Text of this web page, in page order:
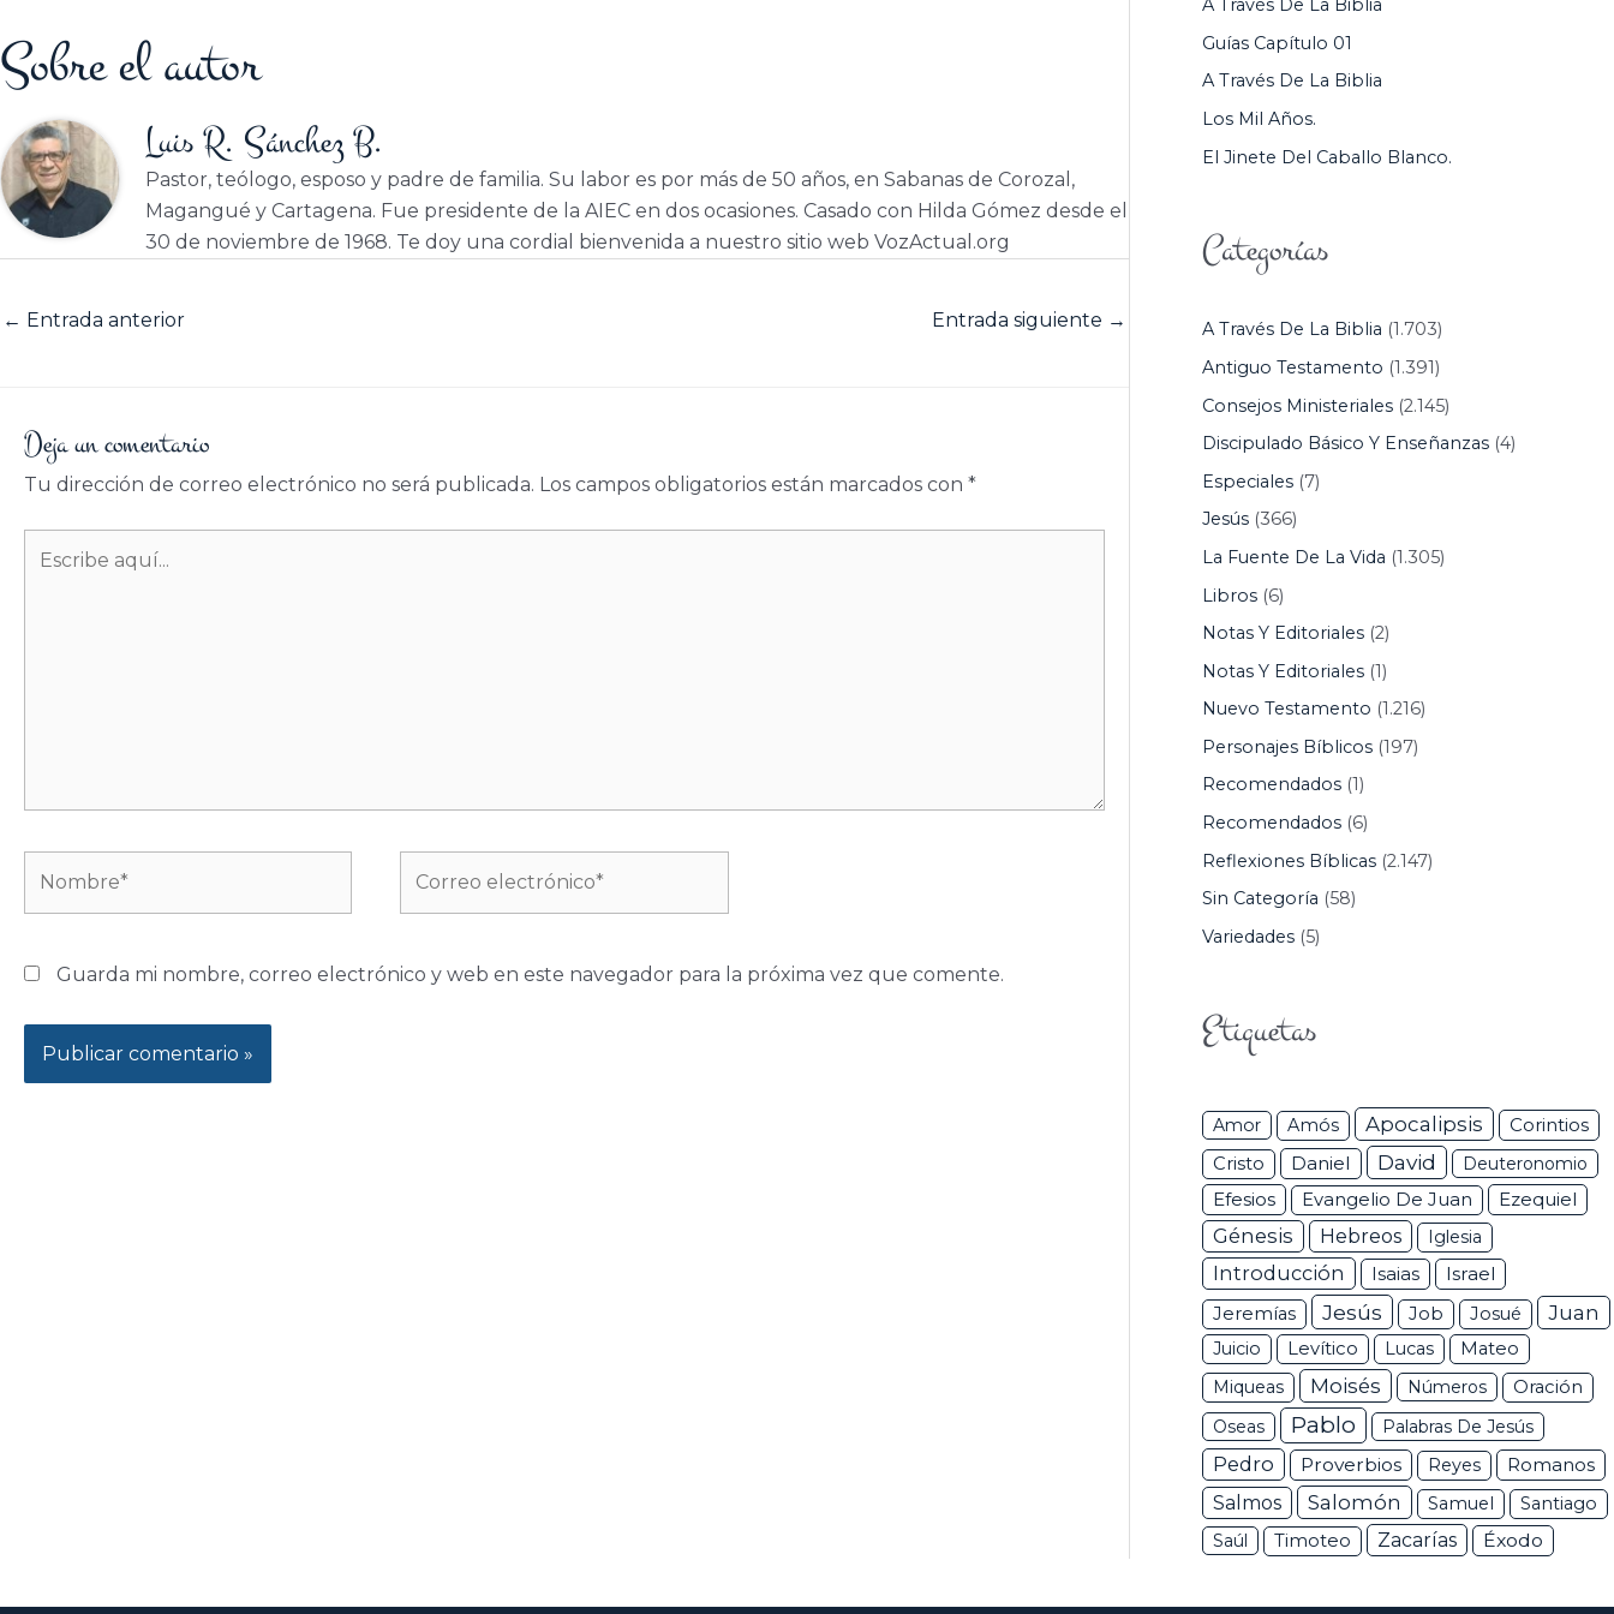
Sobre el autor
Luis R. Sánchez B.
Pastor, teólogo, esposo y padre de familia. Su labor es por más de 50 años, en Sabanas de Corozal,
Magangué y Cartagena. Fue presidente de la AIEC en dos ocasiones. Casado con Hilda Gómez desde el
30 de noviembre de 1968. Te doy una cordial bienvenida a nuestro sitio web VozActual.org
← Entrada anterior Entrada siguiente →
Deja un comentario
Tu dirección de correo electrónico no será publicada. Los campos obligatorios están marcados con *
aquí...
electrónico*
Guarda mi nombre, correo electrónico y web en este navegador para la próxima vez que comente.
R
:
A Través De La Biblia
Guías Capítulo 01
A Través De La Biblia
Los Mil Años.
El Jinete Del Caballo Blanco.
Categorías
A Través De La Biblia (1.703)
Antiguo Testamento (1.391)
Consejos Ministeriales(2.145)
Discipulado Básico Y Enseñanzas(4)
Especiales(7)
Jesús(366)
La Fuente De La Vida (1.305)
Libros(6)
Notas Y Editoriales(2)
Notas Y Editoriales(1)
Nuevo Testamento (1.216)
Personajes Bíblicos(197)
Recomendados(1)
Recomendados(6)
Reflexiones Bíblicas(2.147)
Sin Categoría (58)
Variedades(5)
Etiquetas
Amor Amós Apocalipsis Corintios
Cristo Daniel David Deuteronomio
Efesios Evangelio De Juan Ezequiel
Génesis Hebreos Iglesia
Introducción Isaias Israel
Jeremías Jesús Job Josué Juan
Juicio Levítico Lucas
Mateo
Miqueas
Moisés Números
Oración
Oseas
Pablo Palabras De Jesús
Pedro Proverbios Reyes
Romanos
Salmos
Salomón Samuel
Santiago
Saúl
Timoteo Zacarías Éxodo